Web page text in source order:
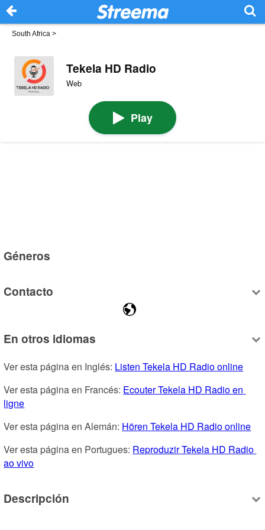
South Africa >
Tekela HD Radio
Web
Play
Géneros
Contacto
En otros idiomas
Ver esta página en Inglés: Listen Tekela HD Radio online
Ver esta página en Francés: Ecouter Tekela HD Radio en
ligne
Ver esta página en Alemán: Hören Tekela HD Radio online
Ver esta página en Portugues: Reproduzir Tekela HD Radio
ao vivo
Descripción